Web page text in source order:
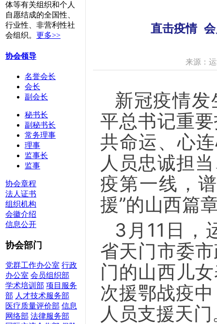
体等有关组织和个人
自愿结成的全国性、
行业性、非营利性社
会组织。 更多>>
协会领导
名誉会长
会长
副会长
秘书长
副秘书长
常务理事
理事
监事长
监事
协会章程
法人证书
组织机构
会徽介绍
信息公开
协会部门
党群工作办公室 行政
办公室 会员组织部
学术培训部 项目服务
部 人才技术服务部
医疗质量评价部 信息
网络部 法律服务部
直击疫情 会
来源：
新冠疫情
平总书记重
共命运、心
人员忠诚担
疫第一线，
援”的山西篇
3月11日，
省天门市委
门的山西儿
次援鄂战疫
人员支援天